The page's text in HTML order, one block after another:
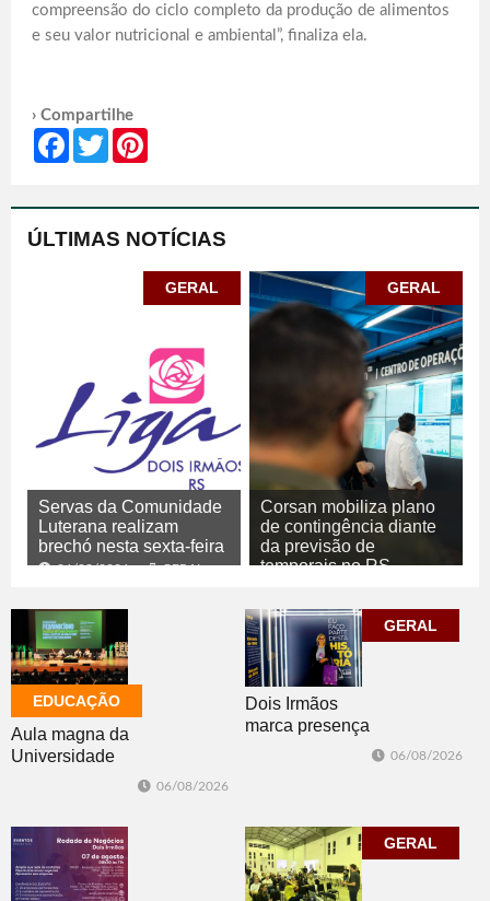
compreensão do ciclo completo da produção de alimentos
e seu valor nutricional e ambiental”, finaliza ela.
› Compartilhe
Facebook
Twitter
ÚLTIMAS NOTÍCIAS
GERAL
Servas da Comunidade
Luterana realizam
brechó nesta sexta-feira
06/08/2026 GERAL
GERAL
Corsan mobiliza plano
de contingência diante
da previsão de
temporais no RS
EDUCAÇÃO
Aula magna da
Universidade
acadêmica em
debate sobre o
feminicídio
06/08/2026
GERAL
Dois Irmãos
marca presença
06/08/2026
GERAL